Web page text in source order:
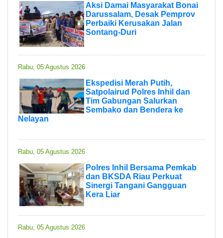
Aksi Damai Masyarakat Bonai
Darussalam, Desak Pemprov
Perbaiki Kerusakan Jalan
Sontang-Duri
Rabu, 05 Agustus 2026
Ekspedisi Merah Putih,
Satpolairud Polres Inhil dan
Tim Gabungan Salurkan
Sembako dan Bendera ke
Nelayan
Rabu, 05 Agustus 2026
Polres Inhil Bersama Pemkab
dan BKSDA Riau Perkuat
Sinergi Tangani Gangguan
Kera Liar
Rabu, 05 Agustus 2026